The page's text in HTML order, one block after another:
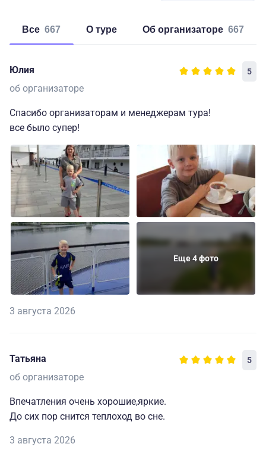
Все 667 о туре об организаторе 667
Юлия 5
об организаторе
Спасибо организаторам и менеджерам тура!
все было супер!
Еще 4 фото
3 августа 2026
Татьяна 5
об организаторе
Впечатления очень хорошие,яркие.
До сих пор снится теплоход во сне.
3 августа 2026